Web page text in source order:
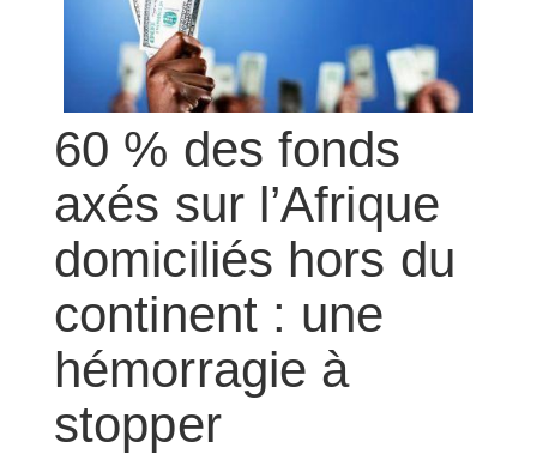
60 % des fonds
axés sur l’Afrique
domiciliés hors du
continent : une
hémorragie à
stopper